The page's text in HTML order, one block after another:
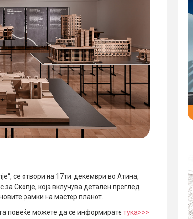
се отвори на 17ти декември во Атина,
Скопје, која вклучува детален преглед
рамки на мастер планот.
повеќе можете да се информирате тука>>>